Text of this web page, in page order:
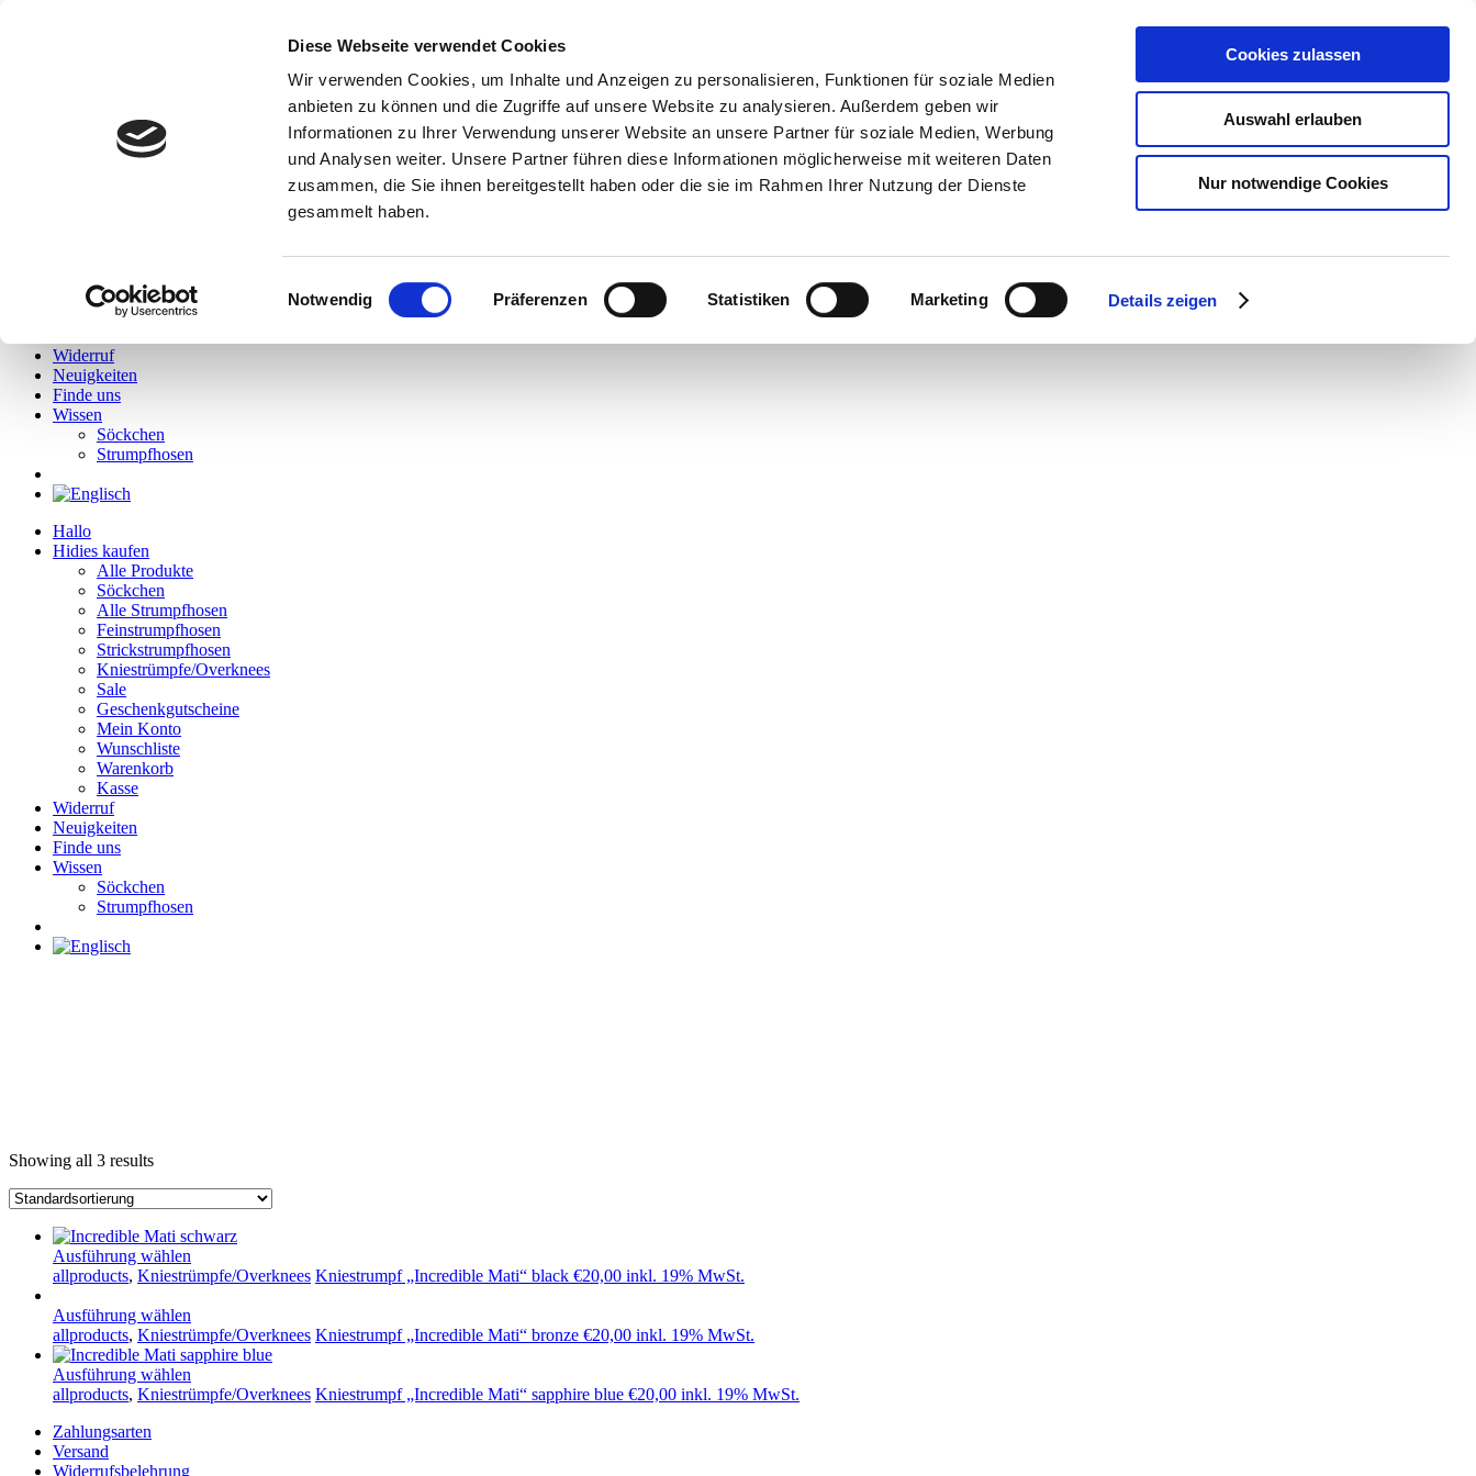
Diese Webseite verwendet Cookies
Wir verwenden Cookies, um Inhalte und Anzeigen zu personalisieren, Funktionen für soziale Medien
anbieten zu können und die Zugriffe auf unsere Website zu analysieren. Außerdem geben wir
Informationen zu Ihrer Verwendung unserer Website an unsere Partner für soziale Medien, Werbung
und Analysen weiter. Unsere Partner führen diese Informationen möglicherweise mit weiteren Daten
zusammen, die Sie ihnen bereitgestellt haben oder die sie im Rahmen Ihrer Nutzung der Dienste
gesammelt haben.
Einwilligungsauswahl
Notwendig Präferenzen Statistiken Marketing Details zeigen
Cookies zulassen
Auswahl erlauben
Nur notwendige Cookies
Alle Produkte
Söckchen
Alle Strumpfhosen
Wunschliste
Warenkorb
Widerruf
Neuigkeiten
Finde uns
Wissen
Söckchen
Strumpfhosen
Hallo
Hidies kaufen
Alle Produkte
Söckchen
Alle Strumpfhosen
Feinstrumpfhosen
Strickstrumpfhosen
Kniestrümpfe/Overknees
Sale
Geschenkgutscheine
Mein Konto
Wunschliste
Warenkorb
Kasse
Widerruf
Neuigkeiten
Finde uns
Wissen
Söckchen
Strumpfhosen
Showing all 3 results
Ausführung wählen
allproducts, Kniestrümpfe/Overknees Kniestrumpf „Incredible Mati“ black €20,00 inkl. 19% MwSt.
Ausführung wählen
allproducts, Kniestrümpfe/Overknees Kniestrumpf „Incredible Mati“ bronze €20,00 inkl. 19% MwSt.
Ausführung wählen
allproducts, Kniestrümpfe/Overknees Kniestrumpf „Incredible Mati“ sapphire blue €20,00 inkl. 19% MwSt.
Zahlungsarten
Versand
Widerrufsbelehrung